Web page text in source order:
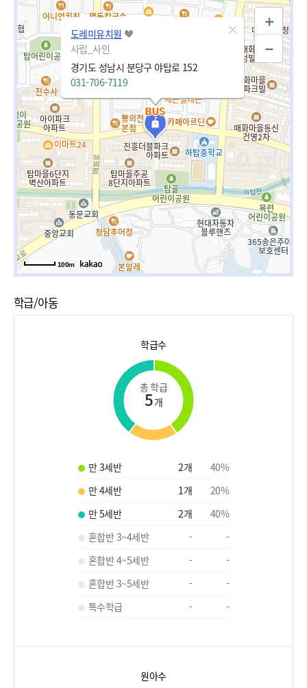
도레미유치원
사립_사인
경기도 성남시 분당구 야탑로 152
031-706-7119
100m
학급/아동
학급수
총 학급
5개
만 3세반 2개 40%
만 4세반
1개 20%
만 5세반
2개 40%
혼합반 3~4세반
-
-
혼합반 4~5세반
-
-
혼합반 3~5세반
-
-
특수학급
- -
원아수